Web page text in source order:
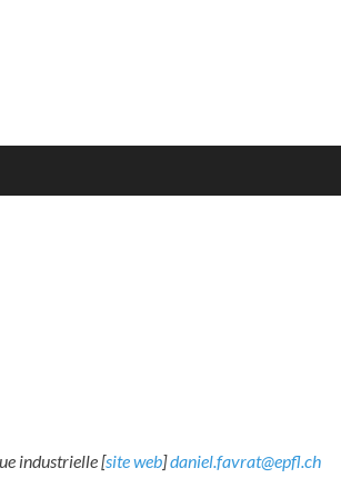
industrielle [site web]daniel.favrat@epfl.ch